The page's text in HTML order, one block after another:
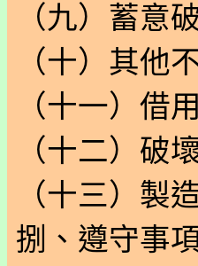
（九）蓄意
（十）其他
（十一）借
（十二）破
（十三）製
捌、遵守事項